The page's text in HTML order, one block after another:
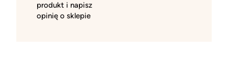
produkt i napisz
opinię o sklepie